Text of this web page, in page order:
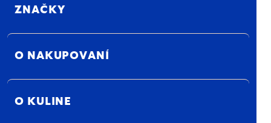
ZNAČKY
O NAKUPOVANÍ
O KULINE